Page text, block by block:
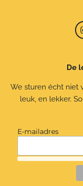
De
We sturen écht niet
leuk, en lekker.
E-mailadres